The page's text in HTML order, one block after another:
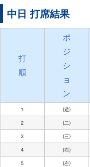
中日 打席結果
打
順
ポ
ジ
シ
ョ
ン
1 (遊)
2
(二)
3
(三)
4
(右)
5
(左)